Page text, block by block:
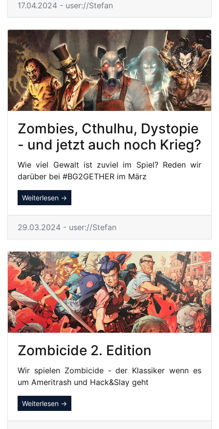
17.04.2024 - user://Stefan
Zombies, Cthulhu, Dystopie
- und jetzt auch noch Krieg?
Wie viel Gewalt ist zuviel im Spiel? Reden wir
darüber bei #BG2GETHER im März
Weiterlesen →
29.03.2024 - user://Stefan
Zombicide 2. Edition
Wir spielen Zombicide - der Klassiker wenn es
um Ameritrash und Hack&Slay geht
Weiterlesen →